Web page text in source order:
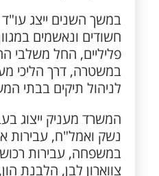
במשך השנים ייצג
חשודים ונאשמים
פליליים, החל משלבי
במשטרה, דרך הליכי
לניהול תיקים בבתי
המשרד מעניק ייצוג
נשק ואמל"ח, עבירות
במשפחה, עבירות
צווארון לבן, הלבנת